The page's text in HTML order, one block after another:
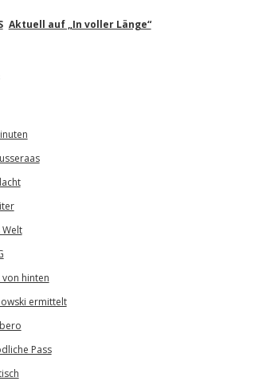
Aktuell auf „In voller Länge“
Welt
von hinten
ermittelt
Pass